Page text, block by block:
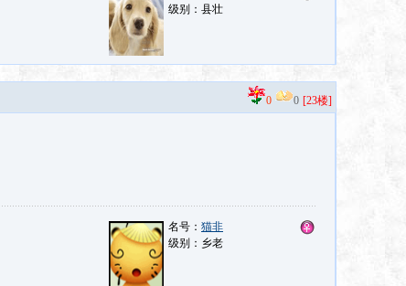
级别：县壮
0 0 [23楼]
名号： 猫非
级别：乡老